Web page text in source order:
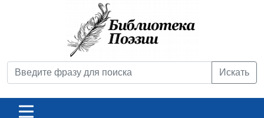
Искать